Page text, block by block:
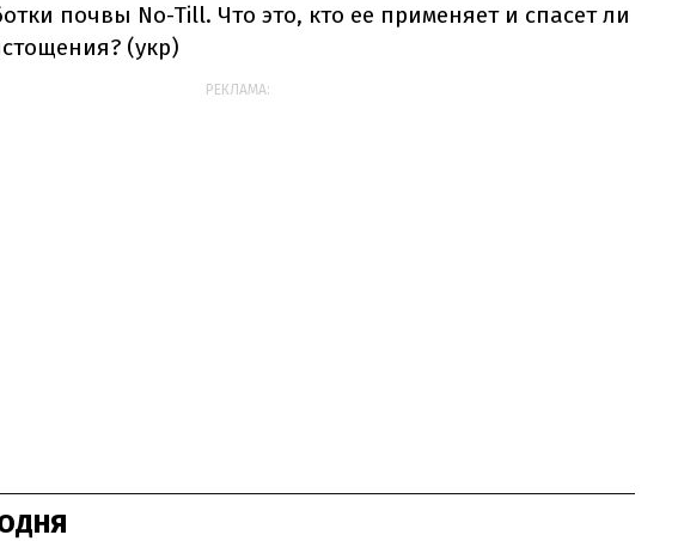
почвы No-Till. Что это, кто ее применяет и спасет ли
(укр)
РЕКЛАМА: